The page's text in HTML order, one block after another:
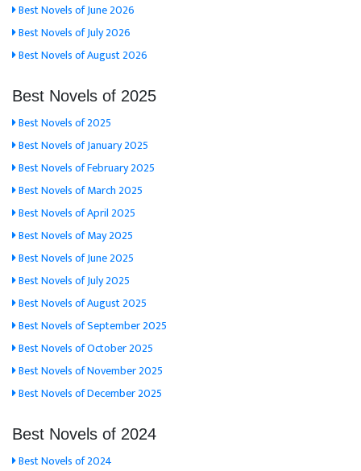
Best Novels of June 2026
Best Novels of July 2026
Best Novels of August 2026
Best Novels of 2025
Best Novels of 2025
Best Novels of January 2025
Best Novels of February 2025
Best Novels of March 2025
Best Novels of April 2025
Best Novels of May 2025
Best Novels of June 2025
Best Novels of July 2025
Best Novels of August 2025
Best Novels of September 2025
Best Novels of October 2025
Best Novels of November 2025
Best Novels of December 2025
Best Novels of 2024
Best Novels of 2024